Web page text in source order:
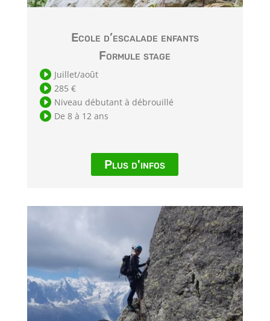
Ecole d’escalade enfants
Formule stage
 Juillet/août
 285 €
 Niveau débutant à débrouillé
 De 8 à 12 ans
Plus d'infos